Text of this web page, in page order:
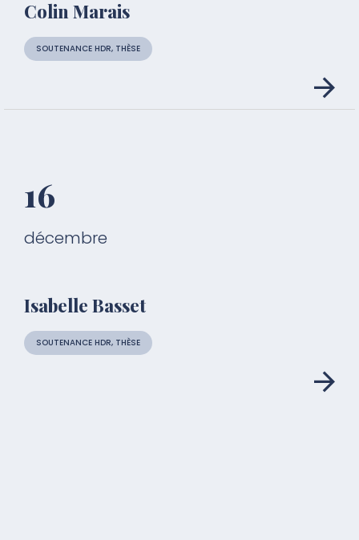
Colin Marais
SOUTENANCE HDR, THÈSE
16
décembre
Isabelle Basset
SOUTENANCE HDR, THÈSE